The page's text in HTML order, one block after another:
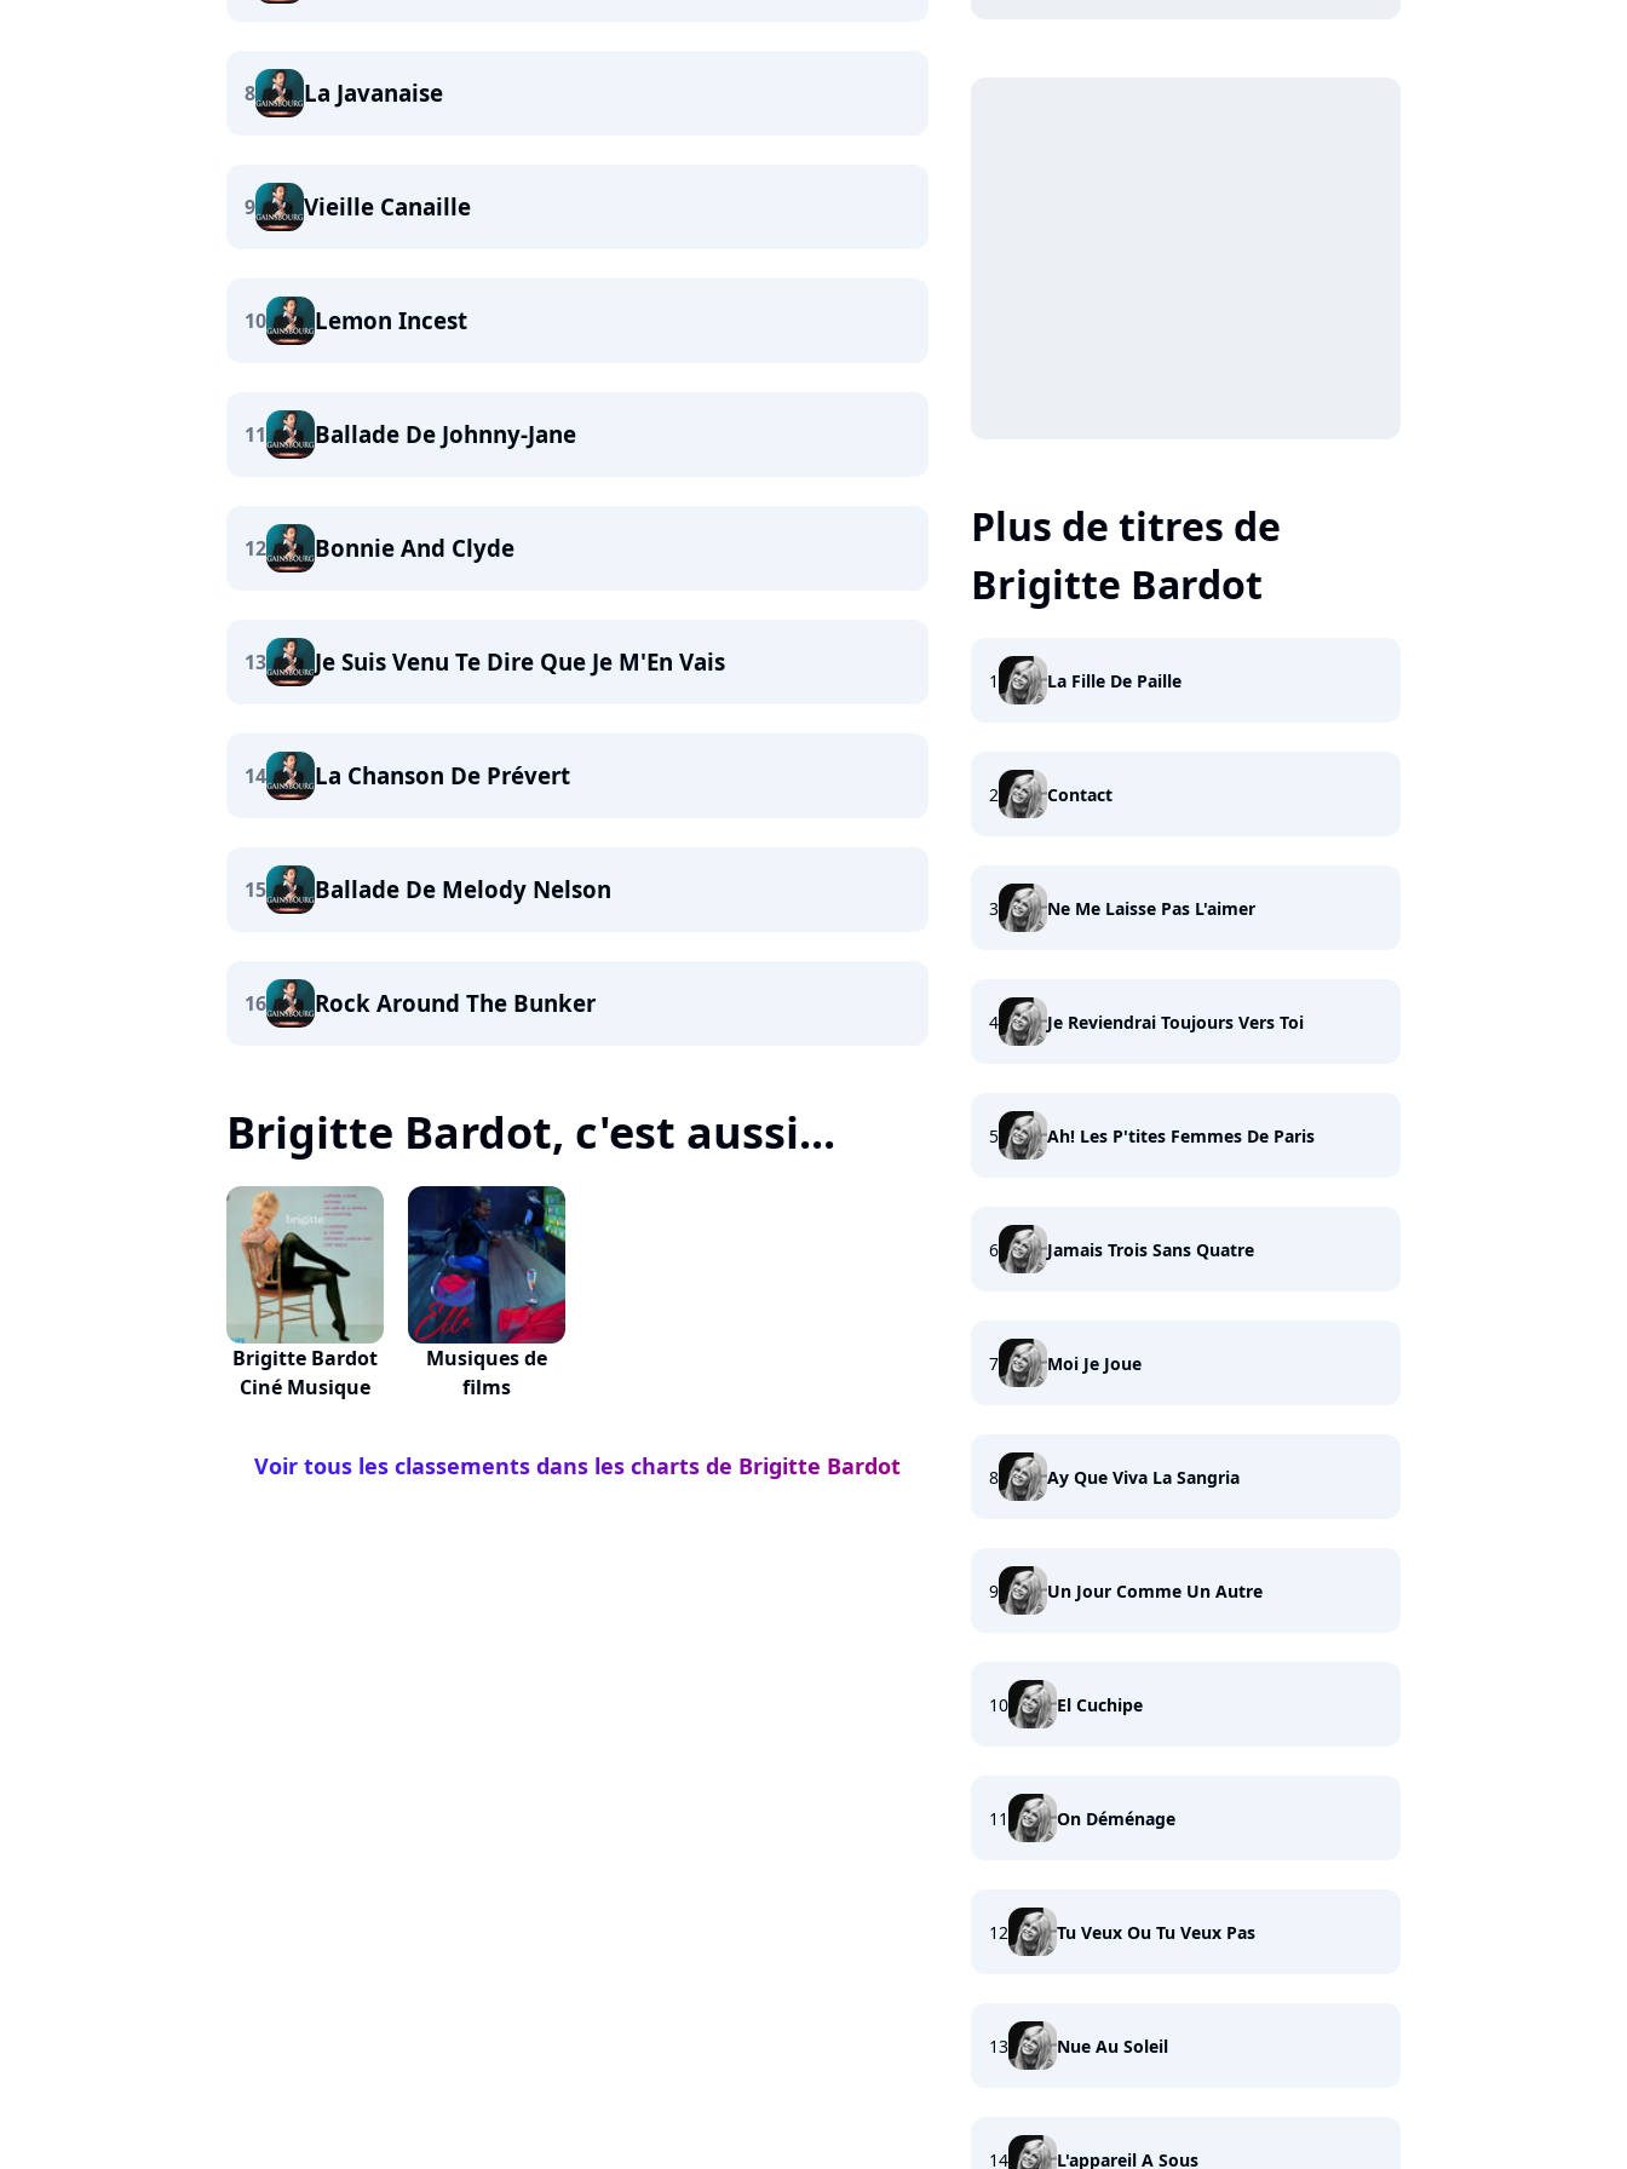
8 La Javanaise
9 Vieille Canaille
10 Lemon Incest
11 Ballade De Johnny-Jane
12 Bonnie And Clyde
13 Je Suis Venu Te Dire Que Je M'En Vais
14 La Chanson De Prévert
15 Ballade De Melody Nelson
16 Rock Around The Bunker
Brigitte Bardot, c'est aussi...
Brigitte Bardot
Ciné Musique
Musiques de
films
Voir tous les classements dans les charts de Brigitte Bardot
Plus de titres de
Brigitte Bardot
1 La Fille De Paille
2 Contact
3 Ne Me Laisse Pas L'aimer
4 Je Reviendrai Toujours Vers Toi
5 Ah! Les P'tites Femmes De Paris
6 Jamais Trois Sans Quatre
7 Moi Je Joue
8 Ay Que Viva La Sangria
9 Un Jour Comme Un Autre
10 El Cuchipe
11 On Déménage
12 Tu Veux Ou Tu Veux Pas
13 Nue Au Soleil
14 L'appareil A Sous